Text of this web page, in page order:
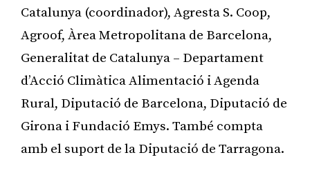
Catalunya (coordinador), Agresta S. Coop,
Agroof, Àrea Metropolitana de Barcelona,
Generalitat de Catalunya – Departament
d’Acció Climàtica Alimentació i Agenda
Rural, Diputació de Barcelona, Diputació de
Girona i Fundació Emys. També compta
amb el suport de la Diputació de Tarragona.